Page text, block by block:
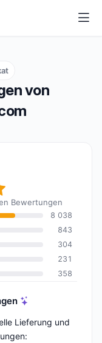
von
9,3
Bewertungen
8 038
843
304
231
358
Lieferung und